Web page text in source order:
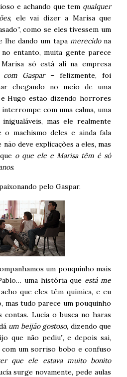
e achando que tem qualquer
, ele vai dizer a Marisa que
como se eles tivessem um
lhe dando um tapa merecidona
entanto, muita gente parece
só está ali na empresa
Gaspar– felizmente, foi
chegando no meio de uma
Hugo estão dizendo horrores
com uma calma, uma
mas ele realmente
o machismo deles e ainda fala
deve explicações a eles, mas
o que ele e Marisa têm é só
.
pelo Gaspar.
um pouquinho mais
uma história que está me
que eles têm química, e eu
mas tudo parece um pouquinho
contas. Lucía o busca no haras
um beijão gostoso, dizendo que
que não pediu”, e depois sai,
com um sorriso bobo e confuso
que ele estava muito bonito
surge novamente, pede aulas